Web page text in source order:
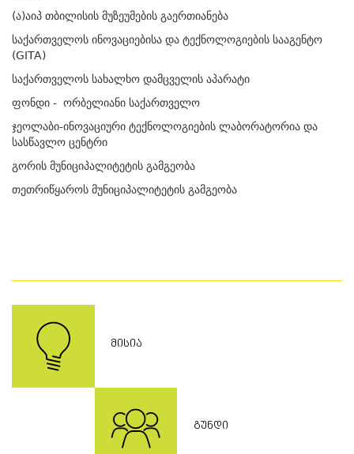
(ა)აიპ თბილისის მუზეუმების გაერთიანება
საქართველოს ინოვაციებისა და ტექნოლოგიების სააგენტო
(GITA)
საქართველოს სახალხო დამცველის აპარატი
ფონდი - ორბელიანი საქართველო
ჯეოლაბი-ინოვაციური ტექნოლოგიების ლაბორატორია და
სასწავლო ცენტრი
გორის მუნიციპალიტეტის გამგეობა
თეთრიწყაროს მუნიციპალიტეტის გამგეობა
ᲛᲘᲡᲘᲐ
ᲒᲣᲜᲓᲘ